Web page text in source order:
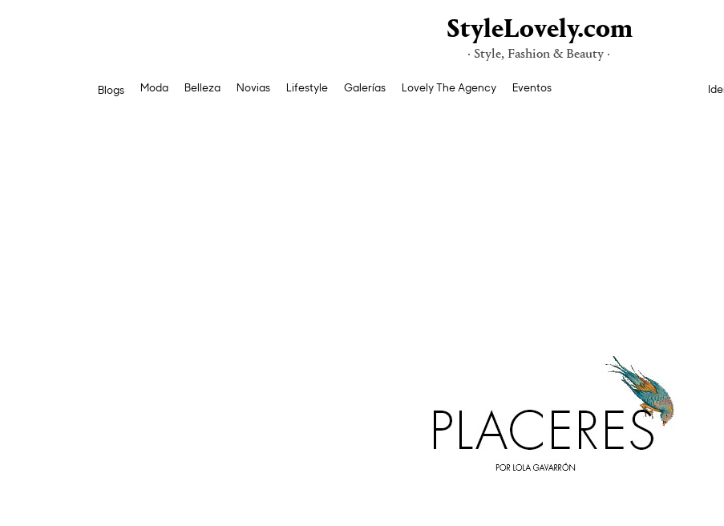
StyleLovely.com
· Style, Fashion & Beauty ·
Blogs Moda Belleza Novias Lifestyle Galerías Lovely The Agency Eventos